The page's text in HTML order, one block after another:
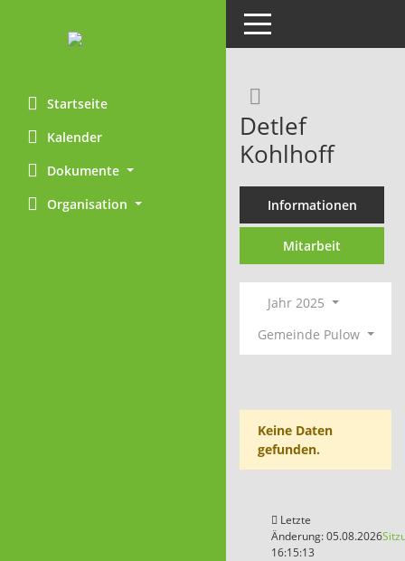
Startseite
Kalender
Dokumente
Organisation
Toggle navigation
Detlef
Kohlhoff
Informationen
Mitarbeit
Jahr 2025
Gemeinde Pulow
Keine Daten
gefunden.
Letzte
Änderung: 05.08.2026
16:15:13